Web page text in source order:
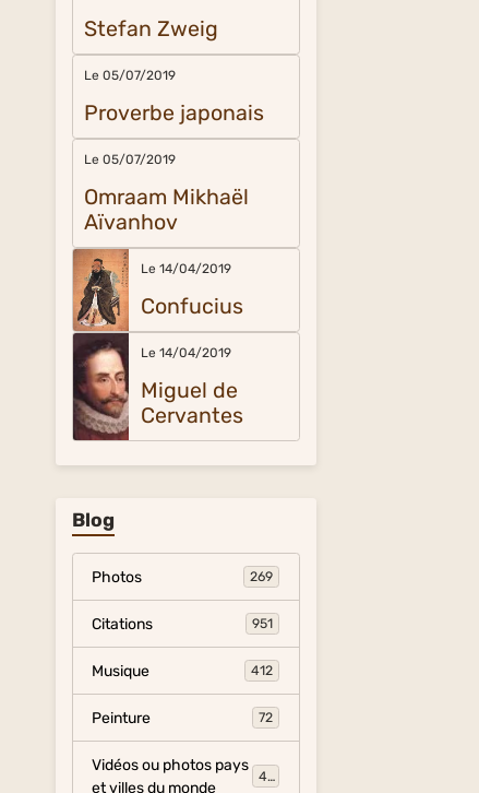
Stefan Zweig
Le 05/07/2019
Proverbe japonais
Le 05/07/2019
Omraam Mikhaël
Aïvanhov
Le 14/04/2019
Confucius
Le 14/04/2019
Miguel de
Cervantes
Blog
Photos 269
Citations 951
Musique 412
Peinture 72
Vidéos ou photos pays
et villes du monde
454